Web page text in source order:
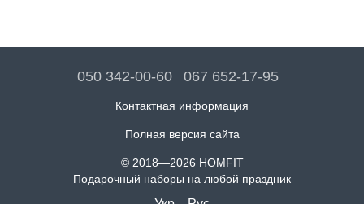
050 342-00-60 067 652-17-95
Контактная информация
Полная версия сайта
© 2018—2026 HOMFIT
Подарочный наборы на любой праздник